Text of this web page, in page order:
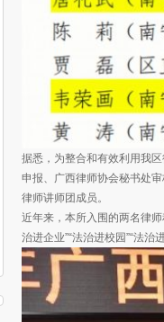
据悉，为整合和有效利用我
申报、广西律师协会秘书处
律师讲师团成员。
近年来，本所入围的两名律
治进企业”“法治进校园”“法